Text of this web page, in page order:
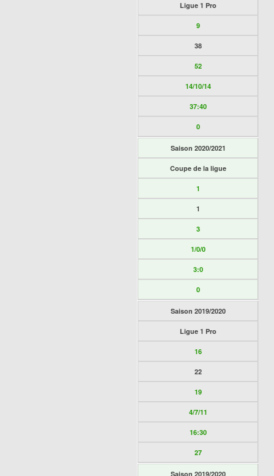
Ligue 1 Pro
9
38
52
14/10/14
37:40
0
Saison 2020/2021
Coupe de la ligue
1
1
3
1/0/0
3:0
0
Saison 2019/2020
Ligue 1 Pro
16
22
19
4/7/11
16:30
27
Saison 2019/2020